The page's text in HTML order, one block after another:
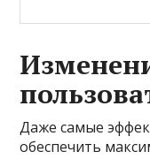
Даже самые
обеспечить